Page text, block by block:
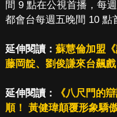
間 9 點在公視首播，每
都會台每週五晚間 10 點
延伸閱讀： 蘇慧倫加盟
藤岡靛、劉俊謙來台飆戲
延伸閱讀：
《八尺門的
順！ 黃健瑋顛覆形象驕